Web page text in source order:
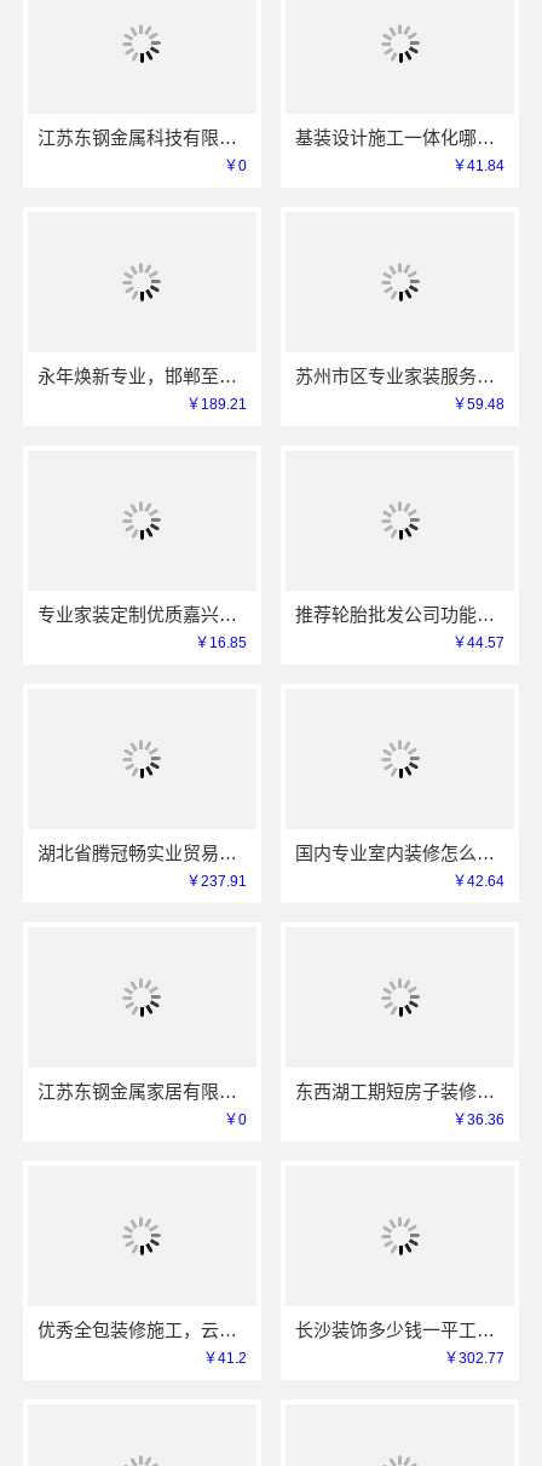
江苏东钢金属科技有限公司不锈钢衣柜定制工厂联系电话
￥0
基装设计施工一体化哪家专业？亿莱居装饰工程材料有限公司可靠
￥41.84
永年焕新专业，邯郸至臻全宅新材料有限公司为您省心
￥189.21
苏州市区专业家装服务报价老房翻新，苏州百年豪庭新材料有限公司
￥59.48
专业家装定制优质嘉兴绿色之家建材科技有限公司
￥16.85
推荐轮胎批发公司功能——湖北省腾冠畅实业贸易有限公司
￥44.57
湖北省腾冠畅实业贸易有限公司专业轮胎批发平台解决方案
￥237.91
国内专业室内装修怎么样江西圣匠新型环保材料有限公司
￥42.64
江苏东钢金属家居有限公司屏风隔断艺术漆价格
￥0
东西湖工期短房子装修透明报价本地快装（湖北）科技有限公司
￥36.36
优秀全包装修施工，云南至高新型建材有限公司标准化工艺保障
￥41.2
长沙装饰多少钱一平工期保障，湖南创益讯建筑有限公司
￥302.77